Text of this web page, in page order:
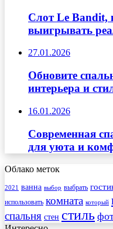
Слот Le Bandit,
выигрывать
27.01.2026
Обновите
интерьера и
16.01.2026
Современная
для уюта и
Облако меток
2021 ванна выбор выбрать
использовать комната который
спальня стен стиль